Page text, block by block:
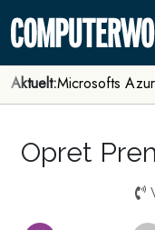
Aktuelt:Microsofts
Opret